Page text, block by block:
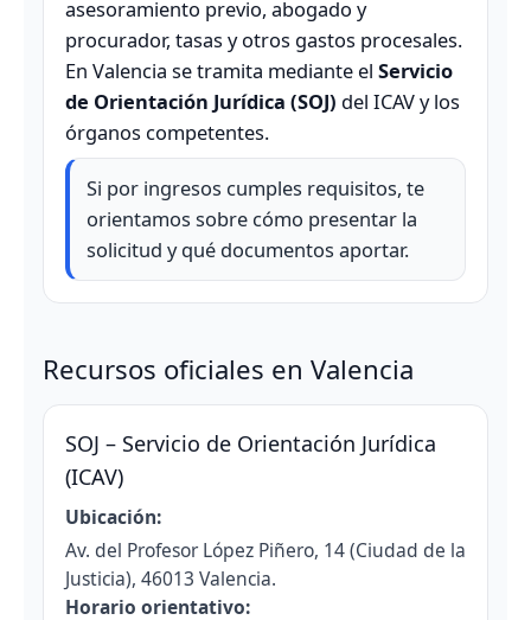
asesoramiento previo, abogado y
procurador, tasas y otros gastos procesales.
En Valencia se tramita mediante el Servicio
de Orientación Jurídica (SOJ) del ICAV y los
órganos competentes.
Si por ingresos cumples requisitos, te
orientamos sobre cómo presentar la
solicitud y qué documentos aportar.
Recursos oficiales en Valencia
SOJ – Servicio de Orientación Jurídica
(ICAV)
Ubicación:
Av. del Profesor López Piñero, 14 (Ciudad de la
Justicia), 46013 Valencia.
Horario orientativo: